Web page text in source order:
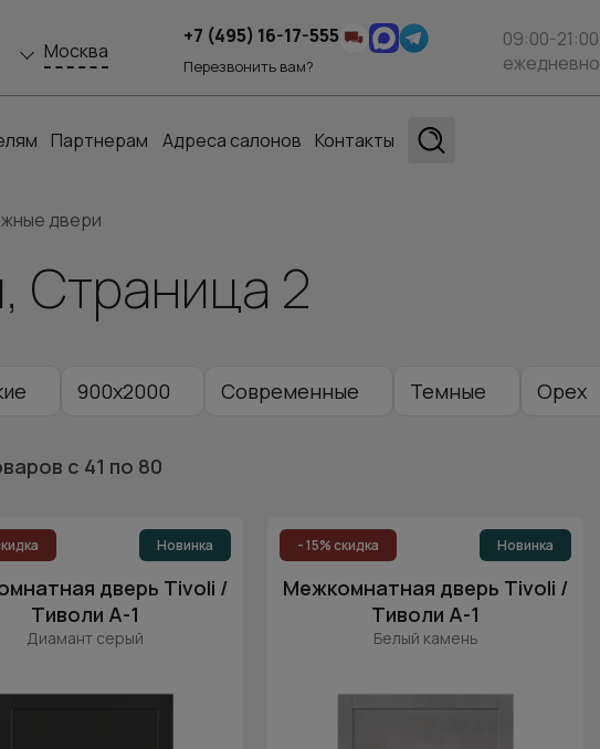
Москва
+7 (495) 16-17-555
Перезвонить вам?
09:00-21:00
ежедневно
Партнерам Адреса салонов Контакты
двери
Страница 2
900x2000 Современные Темные Орех
Бежевые
раздвижные межкомнатные двери Лофт
Скрытого монтажа Телескопические
Для кладовки Трехстворчатые
с 41 по 80
Новинка
дверь Tivoli /
Тиволи А-1
Диамант серый
- 15% скидка Новинка
Межкомнатная дверь Tivoli /
Тиволи А-1
Белый камень